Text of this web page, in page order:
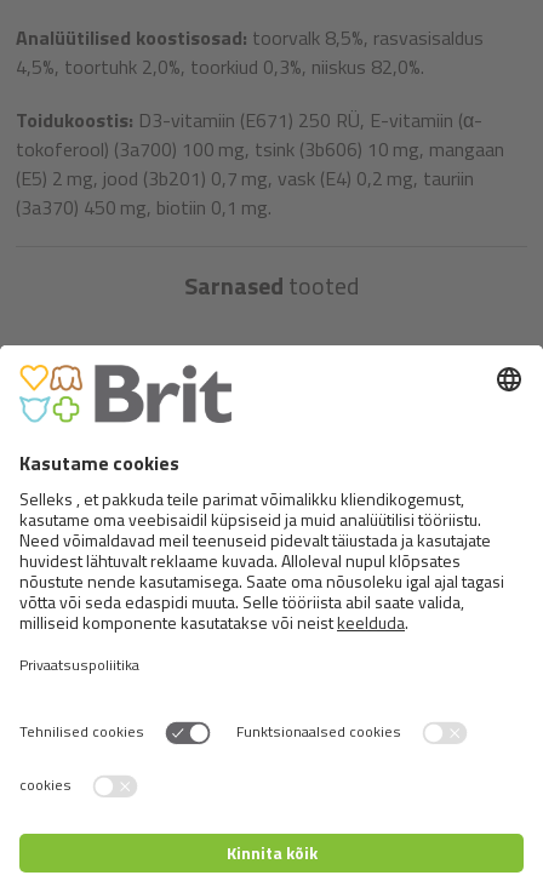
Analüütilised koostisosad: toorvalk 8,5%, rasvasisaldus
4,5%, toortuhk 2,0%, toorkiud 0,3%, niiskus 82,0%.
Toidukoostis: D3-vitamiin (E671) 250 RÜ, E-vitamiin (α-
tokoferool) (3a700) 100 mg, tsink (3b606) 10 mg, mangaan
(E5) 2 mg, jood (3b201) 0,7 mg, vask (E4) 0,2 mg, tauriin
(3a370) 450 mg, biotiin 0,1 mg.
Sarnasedtooted
BRIT PREMIUM CAT POUCHES
CHICKEN CHUNKS FOR KITTEN
Switch language